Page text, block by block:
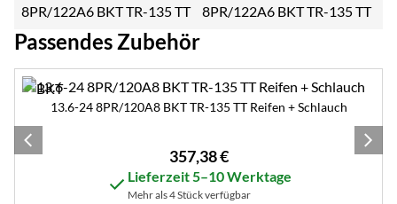
8PR/122A6 BKT TR-135 TT
Passendes Zubehör
Zubehör überspringen
13.6-24 8PR/120A8 BKT TR-135 TT Reifen + Schlauch
357,38€
Lieferzeit 5–10 Werktage
Mehr als 4 Stück verfügbar